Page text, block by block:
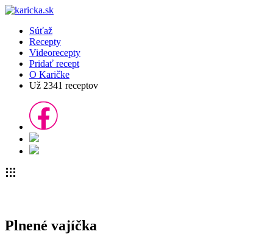
Súťaž
Recepty
Videorecepty
Pridať recept
O Karičke
Už 2341 receptov
Plnené vajíčka